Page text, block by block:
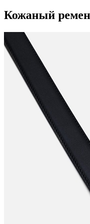
Кожаный